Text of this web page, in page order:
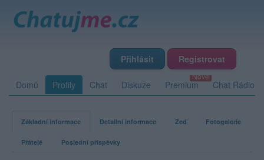
Přihlásit Registrovat
Domů Profily Chat Diskuze Premium Chat Rádio
Základní informace Detailní informace Zeď Fotogalerie
Přátelé Poslední příspěvky